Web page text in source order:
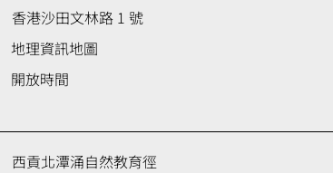
香港沙田文林路 1 號
地理資訊地圖
開放時間
西貢北潭涌自然教育徑